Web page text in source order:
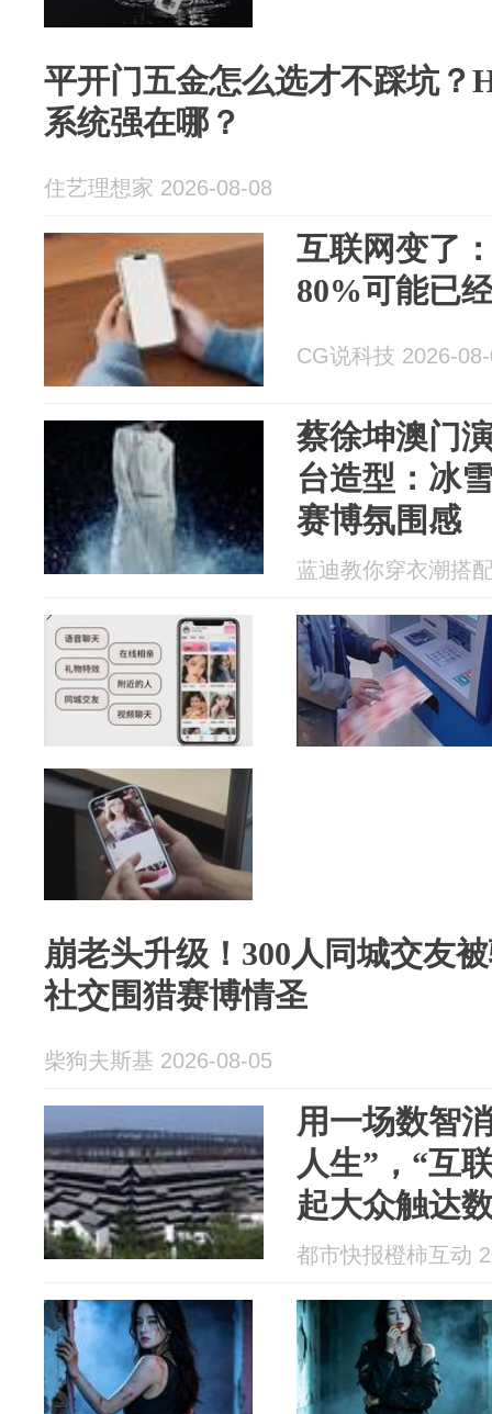
平开门五金怎么选才不踩坑？
系统强在哪？
住艺理想家 2026-08-08
互联网变了
80%可能已
CG说科技 2026-
蔡徐坤澳门
台造型：冰
赛博氛围感
蓝迪教你穿衣潮搭
崩老头升级！300人同城交友
社交围猎赛博情圣
柴狗夫斯基 2026-08-05
用一场数智
人生”，“互
起大众触达
都市快报橙柿互动